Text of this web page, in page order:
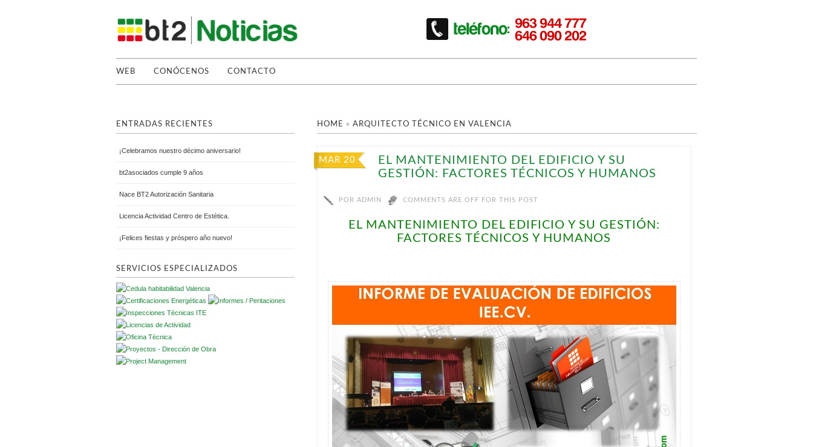
WEB CONÓCENOS CONTACTO
HOME »ARQUITECTO TÉCNICO EN VALENCIA
MAR 20
EL MANTENIMIENTO DEL EDIFICIO Y SU
GESTIÓN: FACTORES TÉCNICOS Y HUMANOS
PORADMIN COMMENTS ARE OFF FOR THIS POST
EL MANTENIMIENTO DEL EDIFICIO Y SU GESTIÓN:
FACTORES TÉCNICOS Y HUMANOS
ENTRADAS RECIENTES
¡Celebramos nuestro décimo aniversario!
bt2asociados cumple 9 años
Nace BT2 Autorización Sanitaria
Licencia Actividad Centro de Estética.
¡Felices fiestas y próspero año nuevo!
SERVICIOS ESPECIALIZADOS